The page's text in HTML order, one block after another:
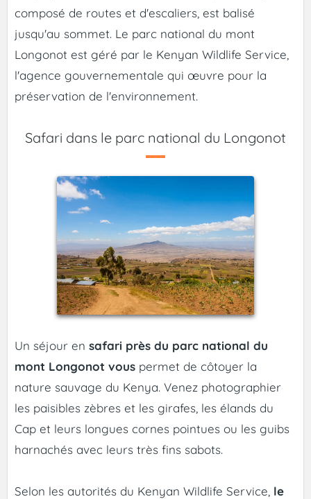
composé de routes et d'escaliers, est balisé
jusqu'au sommet. Le parc national du mont
Longonot est géré par le Kenyan Wildlife Service,
l'agence gouvernementale qui œuvre pour la
préservation de l'environnement.
Safari dans le parc national du Longonot
Un séjour en safari près du parc national du
mont Longonot vous permet de côtoyer la
nature sauvage du Kenya. Venez photographier
les paisibles zèbres et les girafes, les élands du
Cap et leurs longues cornes pointues ou les guibs
harnachés avec leurs très fins sabots.
Selon les autorités du Kenyan Wildlife Service, le